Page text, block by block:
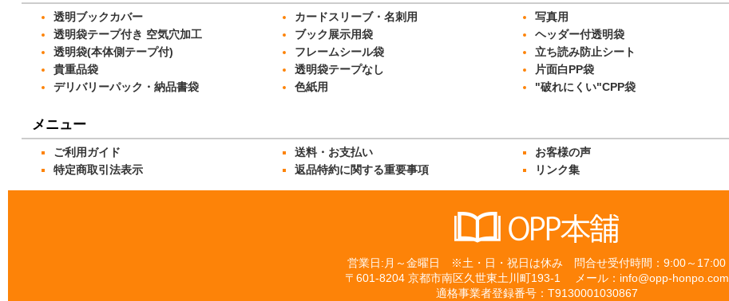
透明ブックカバー カードスリーブ・名刺用 写真用
透明袋テープ付き 空気穴加工
ブック展示用袋 ヘッダー付透明袋
透明袋(本体側テープ付)
フレームシール袋 立ち読み防止シート
貴重品袋
透明袋テープなし 片面白PP袋
デリバリーパック・納品書袋
色紙用 "破れにくい"CPP袋
メニュー
ご利用ガイド 送料・お支払い お客様の声
特定商取引法表示
返品特約に関する重要事項 リンク集
営業日:月～金曜日 ※土・日・祝日は休み 問合せ受付時間：9:00～17:00
〒601-8204 京都市南区久世東土川町193-1 メール：info@opp-honpo.com
適格事業者登録番号：T9130001030867